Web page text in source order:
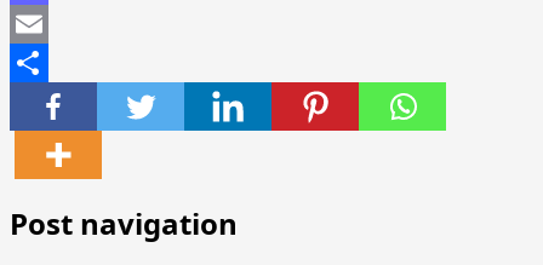
Mastodon
Email
Share
Post navigation